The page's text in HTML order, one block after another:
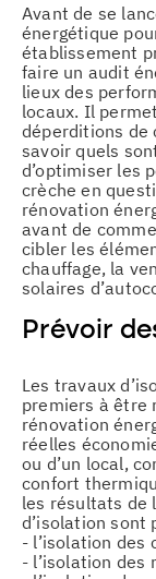
Avant de se
énergétique
établissement
faire un audit
lieux des
locaux. Il
déperditions de
savoir quels
d’optimiser les
crèche en
rénovation
avant de
cibler les
chauffage, la
solaires
Prévoir
Les travaux
premiers à être
rénovation
réelles
ou d’un local,
confort
les résultats de
d’isolation sont
- l’isolation des
- l’isolation des